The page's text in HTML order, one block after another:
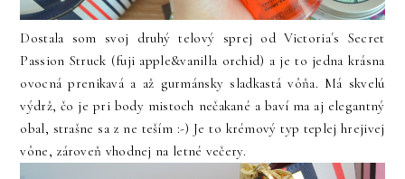
Dostala som svoj druhý telový sprej od Victoria´s Secret
Passion Struck (fuji apple&vanilla orchid) a je to jedna krásna
ovocná prenikavá a až gurmánsky sladkastá vôňa. Má skvelú
výdrž, čo je pri body mistoch nečakané a baví ma aj elegantný
obal, strašne sa z ne teším :-) Je to krémový typ teplej hrejivej
vône, zároveň vhodnej na letné večery.